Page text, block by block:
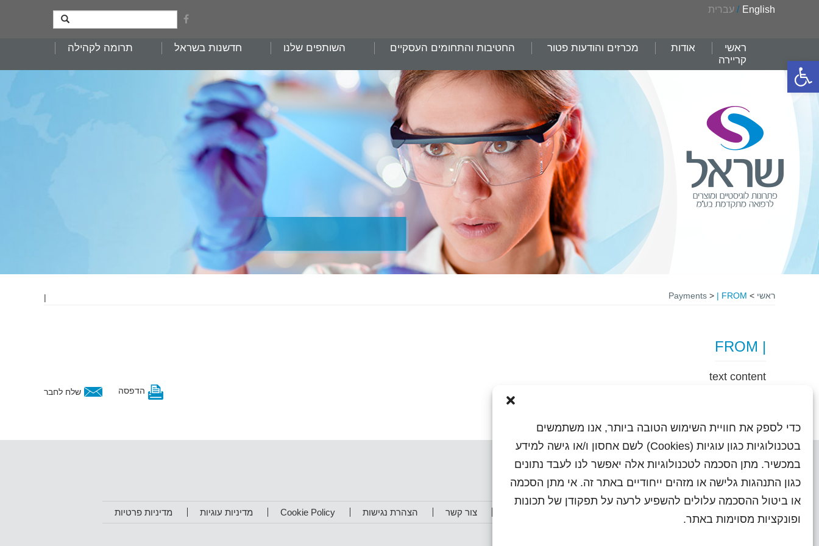
פתח סרגל נגישות
כדי לספק את חוויית השימוש הטובה ביותר, אנו משתמשים
בטכנולוגיות כגון עוגיות (Cookies) לשם אחסון ו/או גישה למידע
במכשיר. מתן הסכמה לטכנולוגיות אלה יאפשר לנו לעבד נתונים
כגון התנהגות גלישה או מזהים ייחודיים באתר זה. אי מתן הסכמה
או ביטול ההסכמה עלולים להשפיע לרעה על תפקודן של תכונות
ופונקציות מסוימות באתר.
English
/ עברית
ראשי אודות מכרזים והודעות פטור החטיבות והתחומים העסקיים השותפים שלנו חדשנות בשראל
תרומה לקהילה
קריירה
ראשי >
Payments > | FROM
|
| FROM
text content
שלח לחבר הדפסה
צור קשר הצהרת נגישות Cookie Policy מדיניות עוגיות מדיניות פרטיות